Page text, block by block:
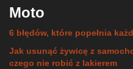
Moto
6 błędów, które popełnia
Jak usunąć żywicę z
czego nie robić z lakierem